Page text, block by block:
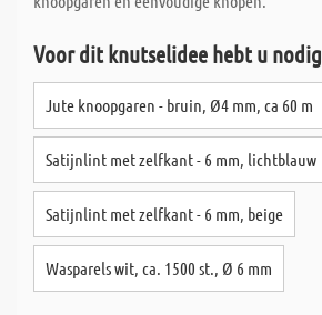
Voor dit knutselidee hebt u nodig
Jute knoopgaren - bruin, Ø4 mm, ca 60 m
Satijnlint met zelfkant - 6 mm, lichtblauw
Satijnlint met zelfkant - 6 mm, beige
Wasparels wit, ca. 1500 st., Ø 6 mm